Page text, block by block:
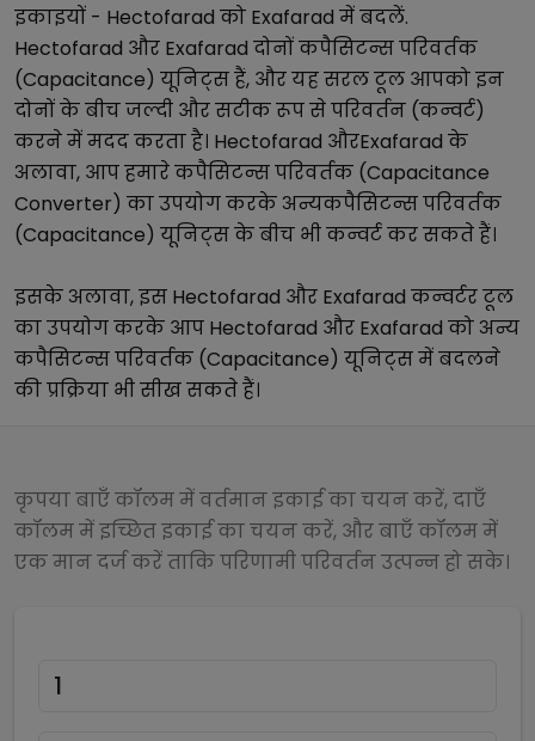
इकाइयों - Hectofarad को Exafarad में बदलें.
Hectofarad और Exafarad दोनोंकपैसिटन्स परिवर्तक
(Capacitance) यूनिट्स हैं, और यह सरल टूल आपको इन
दोनों के बीच जल्दी और सटीक रूप से परिवर्तन (कन्वर्ट)
करने में मदद करता है। Hectofarad औरExafarad के
अलावा, आप हमारेकपैसिटन्स परिवर्तक (Capacitance
Converter) का उपयोग करके अन्यकपैसिटन्स परिवर्तक
(Capacitance) यूनिट्स के बीच भी कन्वर्ट कर सकते हैं।
इसके अलावा, इस Hectofarad और Exafarad कन्वर्टर टूल
का उपयोग करके आप Hectofarad और Exafarad को अन्य
कपैसिटन्स परिवर्तक (Capacitance) यूनिट्स में बदलने
की प्रक्रिया भी सीख सकते हैं।
कृपया बाएँ कॉलम में वर्तमान इकाई का चयन करें, दाएँ
कॉलम में इच्छित इकाई का चयन करें, और बाएँ कॉलम में
एक मान दर्ज करें ताकि परिणामी परिवर्तन उत्पन्न हो सके।